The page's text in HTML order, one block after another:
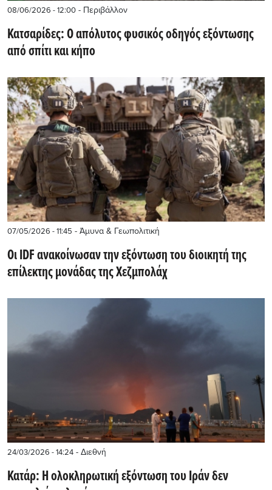
08/06/2026 - 12:00 - Περιβάλλον
Κατσαρίδες: Ο απόλυτος φυσικός οδηγός εξόντωσης
από σπίτι και κήπο
07/05/2026 - 11:45 - Άμυνα & Γεωπολιτική
Οι IDF ανακοίνωσαν την εξόντωση του διοικητή της
επίλεκτης μονάδας της Χεζμπολάχ
24/03/2026 - 14:24 - Διεθνή
Κατάρ: Η ολοκληρωτική εξόντωση του Ιράν δεν